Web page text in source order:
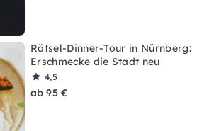
Rätsel-Dinner-Tour in Nürnberg:
Erschmecke die Stadt neu
4,5
ab 95 €